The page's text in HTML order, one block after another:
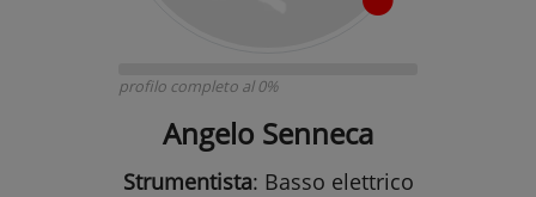
profilo completo al 0%
Angelo Senneca
Strumentista: Basso elettrico